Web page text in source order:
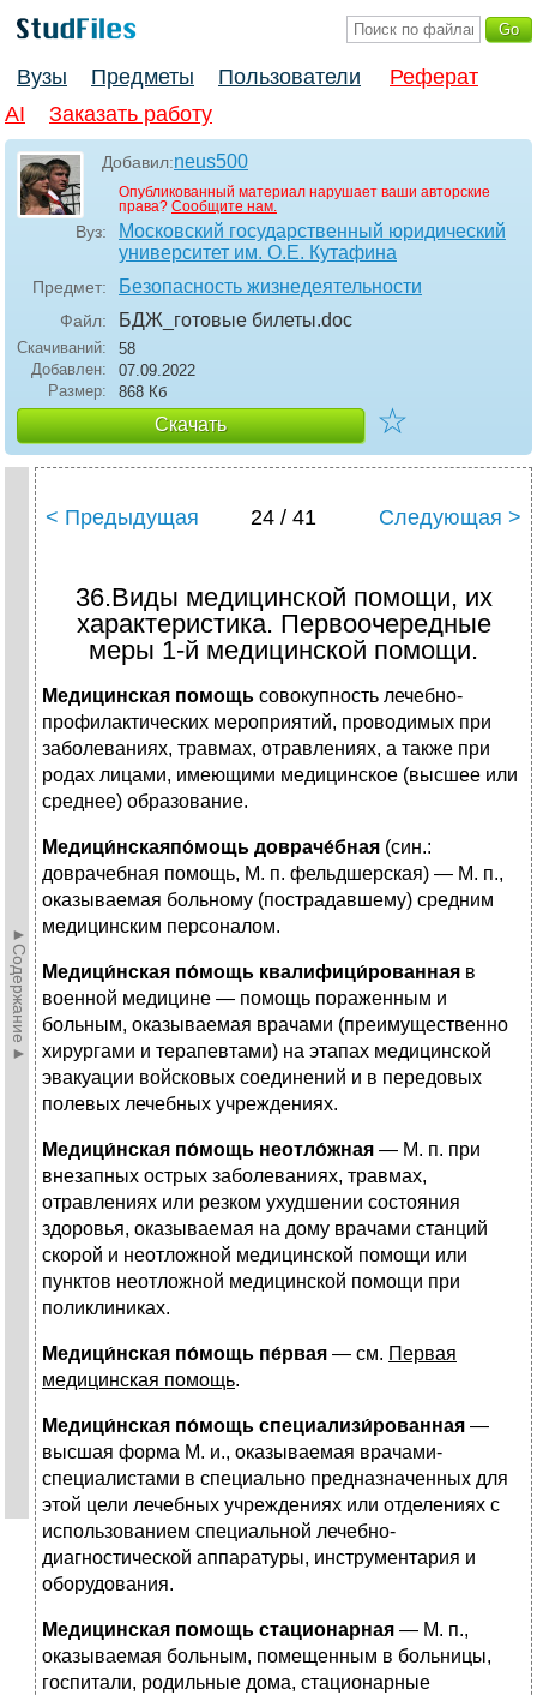
Вузы Предметы Пользователи
Реферат
AI
Заказать работу
Добавил:neus500
Опубликованный материал нарушает ваши авторские
права? Сообщите нам.
Вуз:
Московский государственный юридический
университет им. О.Е. Кутафина
Предмет: Безопасность жизнедеятельности
Файл: БДЖ_готовые билеты.doc
Скачиваний:
58
Добавлен:
07.09.2022
Размер:
868 Кб
Скачать ☆
►Содержание►
< Предыдущая 24 / 41 Следующая >
36.Виды медицинской помощи, их
характеристика. Первоочередные
меры 1-й медицинской помощи.
Медицинская помощь совокупность лечебно-
профилактических мероприятий, проводимых при
заболеваниях, травмах, отравлениях, а также при
родах лицами, имеющими медицинское (высшее или
среднее) образование.
Медици́нскаяпо́мощь довраче́бная (син.:
доврачебная помощь, М. п. фельдшерская) — М. п.,
оказываемая больному (пострадавшему) средним
медицинским персоналом.
Медици́нская по́мощь квалифици́рованная в
военной медицине — помощь пораженным и
больным, оказываемая врачами (преимущественно
хирургами и терапевтами) на этапах медицинской
эвакуации войсковых соединений и в передовых
полевых лечебных учреждениях.
Медици́нская по́мощь неотло́жная — М. п. при
внезапных острых заболеваниях, травмах,
отравлениях или резком ухудшении состояния
здоровья, оказываемая на дому врачами станций
скорой и неотложной медицинской помощи или
пунктов неотложной медицинской помощи при
поликлиниках.
Медици́нская по́мощь пе́рвая — см. Первая
медицинская помощь.
Медици́нская по́мощь специализи́рованная —
высшая форма М. и., оказываемая врачами-
специалистами в специально предназначенных для
этой цели лечебных учреждениях или отделениях с
использованием специальной лечебно-
диагностической аппаратуры, инструментария и
оборудования.
Медицинская помощь стационарная — М. п.,
оказываемая больным, помещенным в больницы,
госпитали, родильные дома, стационарные